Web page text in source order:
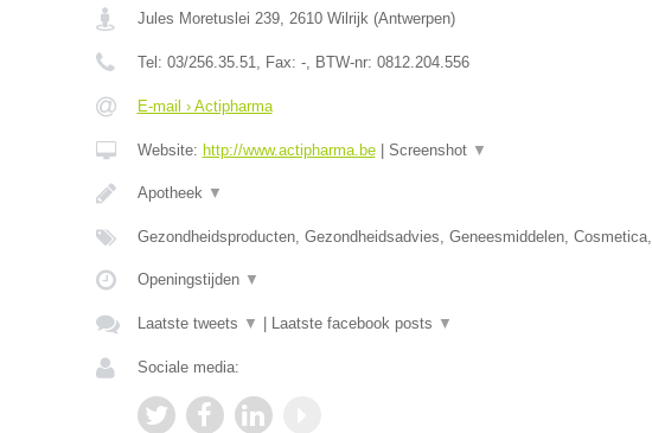
Jules Moretuslei 239, 2610 Wilrijk(Antwerpen)
Tel: 03/256.35.51, Fax: -, BTW-nr: 0812.204.556
E-mail › Actipharma
Website: http://www.actipharma.be| Screenshot ▼
Apotheek ▼
Gezondheidsproducten, Gezondheidsadvies, Geneesmiddelen, Cosmetica,
Openingstijden ▼
Laatste tweets ▼ Laatste facebook posts ▼
Sociale media: